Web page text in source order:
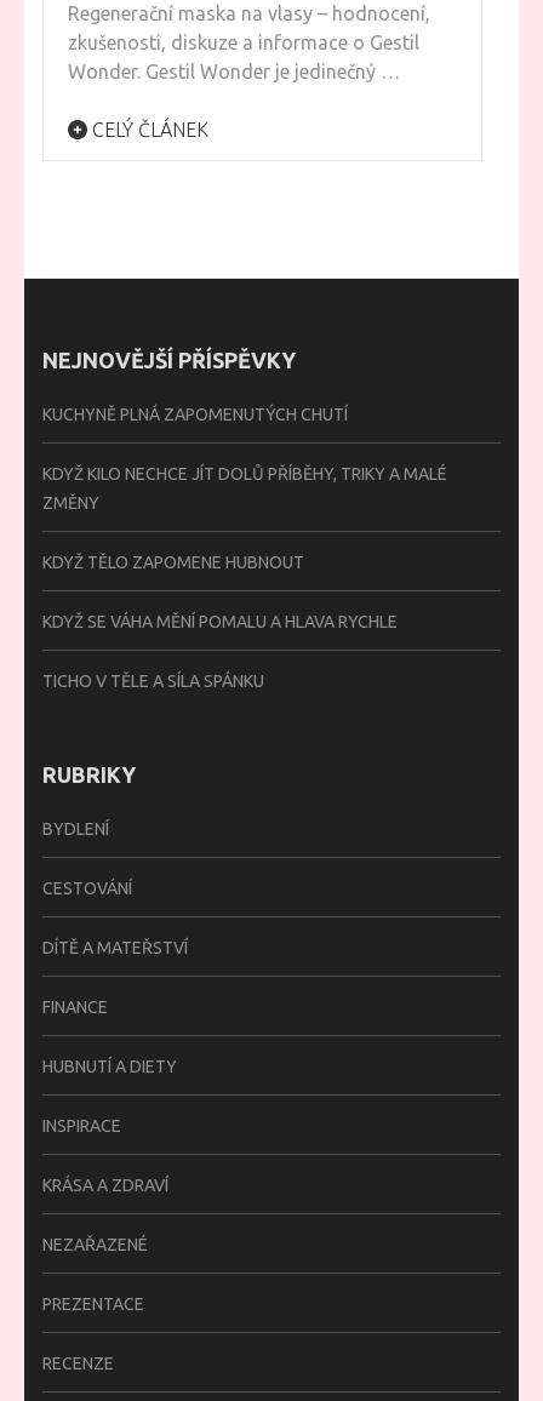
Regenerační maska na vlasy – hodnocení,
zkušenosti, diskuze a informace o Gestil
Wonder. Gestil Wonder je jedinečný …
CELÝ ČLÁNEK
NEJNOVĚJŠÍ PŘÍSPĚVKY
KUCHYNĚ PLNÁ ZAPOMENUTÝCH CHUTÍ
KDYŽ KILO NECHCE JÍT DOLŮ PŘÍBĚHY, TRIKY A MALÉ
ZMĚNY
KDYŽ TĚLO ZAPOMENE HUBNOUT
KDYŽ SE VÁHA MĚNÍ POMALU A HLAVA RYCHLE
TICHO V TĚLE A SÍLA SPÁNKU
RUBRIKY
BYDLENÍ
CESTOVÁNÍ
DÍTĚ A MATEŘSTVÍ
FINANCE
HUBNUTÍ A DIETY
INSPIRACE
KRÁSA A ZDRAVÍ
NEZAŘAZENÉ
PREZENTACE
RECENZE